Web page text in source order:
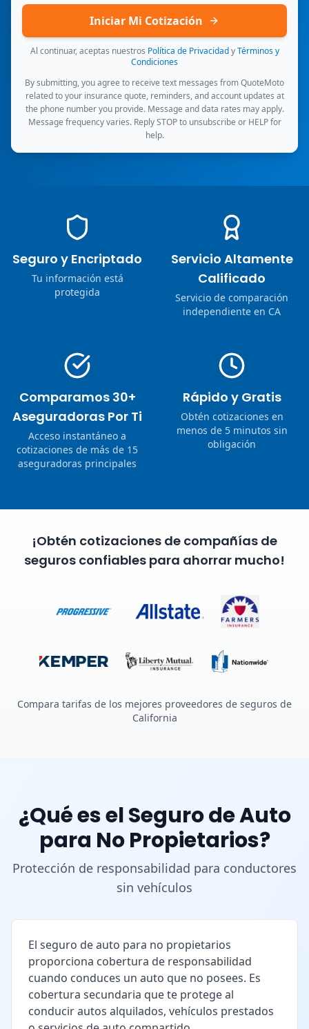
Iniciar Mi Cotización
Al continuar, aceptas nuestros Política de Privacidad y Términos y
Condiciones
By submitting, you agree to receive text messages from QuoteMoto
related to your insurance quote, reminders, and account updates at
the phone number you provide. Message and data rates may apply.
Message frequency varies. Reply STOP to unsubscribe or HELP for
help.
Seguro y Encriptado
Tu información está
protegida
Servicio Altamente
Calificado
Servicio de comparación
independiente en CA
Comparamos 30+
Aseguradoras Por Ti
Acceso instantáneo a
cotizaciones de más de 15
aseguradoras principales
Rápido y Gratis
Obtén cotizaciones en
menos de 5 minutos sin
obligación
¡Obtén cotizaciones de compañías de
seguros confiables para ahorrar mucho!
Compara tarifas de los mejores proveedores de seguros de
California
¿Qué es el Seguro de Auto
para No Propietarios?
Protección de responsabilidad para conductores
sin vehículos
El seguro de auto para no propietarios
proporciona cobertura de responsabilidad
cuando conduces un auto que no posees. Es
cobertura secundaria que te protege al
conducir autos alquilados, vehículos prestados